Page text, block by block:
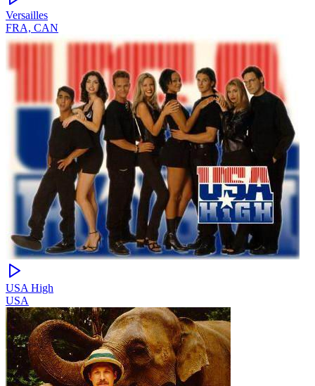
Versailles
FRA, CAN
USA High
USA